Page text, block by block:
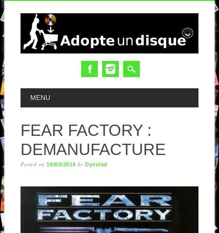
MAIN MENU
MENU
FEAR FACTORY :
DEMANUFACTURE
Posted on18/05/2014 byDyvvlad